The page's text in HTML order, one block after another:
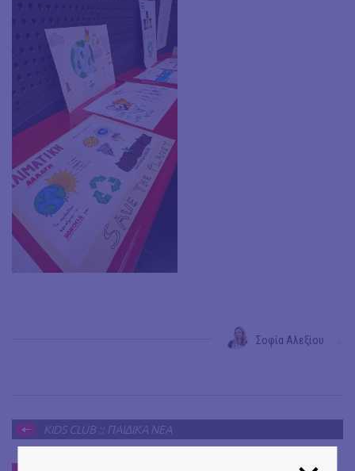
Σοφία Αλεξίου
KIDS CLUB :: ΠΑΙΔΙΚΑ ΝΕΑ